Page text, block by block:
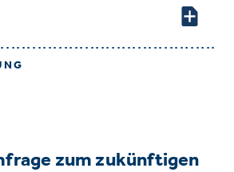
zum zukünftigen